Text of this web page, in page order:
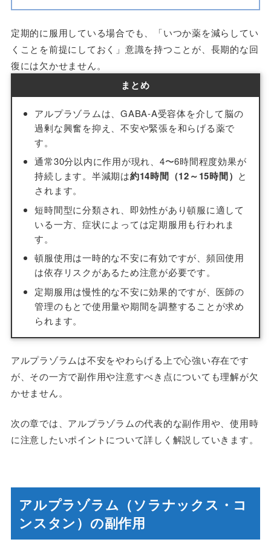
定期的に服用している場合でも、「いつか薬を減らしてい
くことを前提にしておく」意識を持つことが、長期的な回
復には欠かせません。
まとめ
アルプラゾラムは、GABA-A受容体を介して脳の
過剰な興奮を抑え、不安や緊張を和らげる薬で
す。
通常30分以内に作用が現れ、4〜6時間程度効果が
持続します。半減期は約14時間（12～15時間） と
されます。
短時間型に分類され、即効性があり頓服に適して
いる一方、症状によっては定期服用も行われま
す。
頓服使用は一時的な不安に有効ですが、頻回使用
は依存リスクがあるため注意が必要です。
定期服用は慢性的な不安に効果的ですが、医師の
管理のもとで使用量や期間を調整することが求め
られます。
アルプラゾラムは不安をやわらげる上で心強い存在です
が、その一方で副作用や注意すべき点についても理解が欠
かせません。
次の章では、アルプラゾラムの代表的な副作用や、使用時
に注意したいポイントについて詳しく解説していきます。
アルプラゾラム（ソラナックス・コ
ンスタン）の副作用